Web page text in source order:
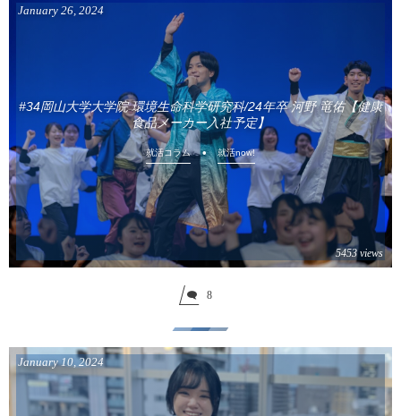
#34岡山大学大学院 環境生命科学研究科/24年卒 河野 竜佑【健康
食品メーカー入社予定】
January 26 2024
就活コラム 就活now!
5453 views
8
January 10,2024